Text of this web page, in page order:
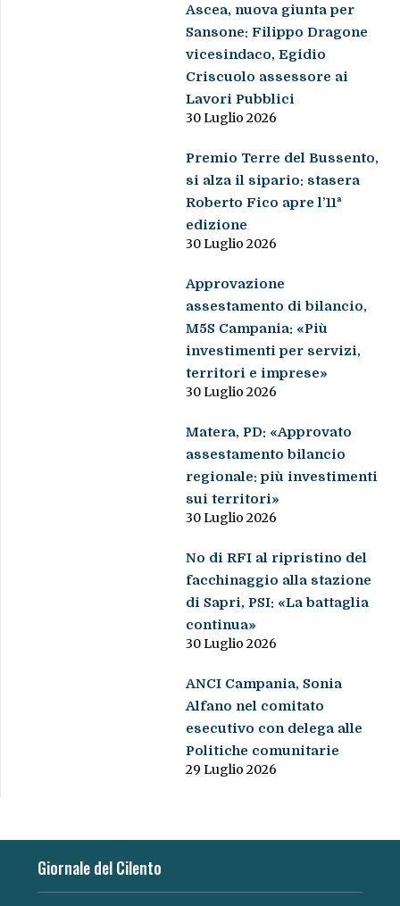
Ascea, nuova giunta per
Sansone: Filippo Dragone
vicesindaco, Egidio
Criscuolo assessore ai
Lavori Pubblici
30 Luglio 2026
Premio Terre del Bussento,
si alza il sipario: stasera
Roberto Fico apre l’11ª
edizione
30 Luglio 2026
Approvazione
assestamento di bilancio,
M5S Campania: «Più
investimenti per servizi,
territori e imprese»
30 Luglio 2026
Matera, PD: «Approvato
assestamento bilancio
regionale: più investimenti
sui territori»
30 Luglio 2026
No di RFI al ripristino del
facchinaggio alla stazione
di Sapri, PSI: «La battaglia
continua»
30 Luglio 2026
ANCI Campania, Sonia
Alfano nel comitato
esecutivo con delega alle
Politiche comunitarie
29 Luglio 2026
Giornale del Cilento